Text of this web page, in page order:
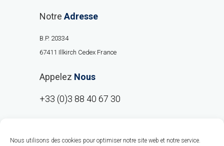
Nous utilisons des cookies pour optimiser notre site web et notre service.
Notre Adresse
B.P. 20334
67411 Illkirch Cedex France
Appelez Nous
+33 (0)3 88 40 67 30